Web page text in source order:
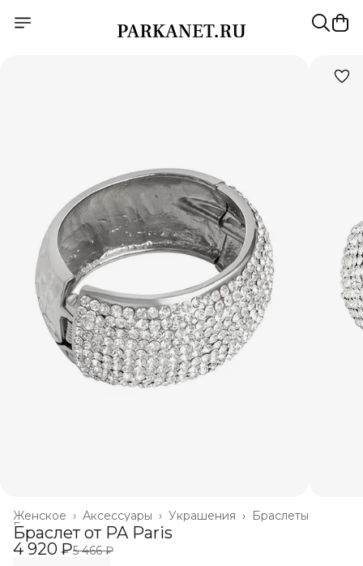
Браслеты
Украшения ›
Аксессуары ›
Женское ›
Главная ›
Браслет от PA Paris
4 920 ₽5 466 ₽